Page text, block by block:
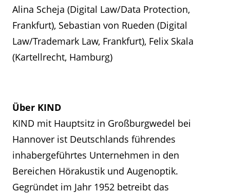
Alina Scheja (Digital Law/Data Protection,
Frankfurt), Sebastian von Rueden (Digital
Law/Trademark Law, Frankfurt), Felix Skala
(Kartellrecht, Hamburg)
Über KIND
KIND mit Hauptsitz in Großburgwedel bei
Hannover ist Deutschlands führendes
inhabergeführtes Unternehmen in den
Bereichen Hörakustik und Augenoptik.
Gegründet im Jahr 1952 betreibt das